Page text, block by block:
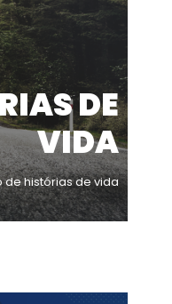
DE
VIDA
histórias de vida